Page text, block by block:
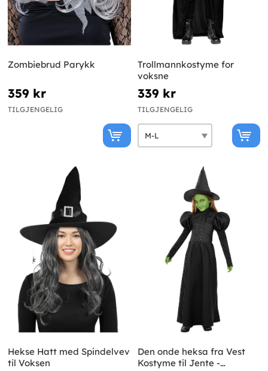
Zombiebrud Parykk
359 kr
TILGJENGELIG
Trollmannkostyme for
voksne
339 kr
TILGJENGELIG
Hekse Hatt med Spindelvev
til Voksen
Den onde heksa fra Vest
Kostyme til Jente -